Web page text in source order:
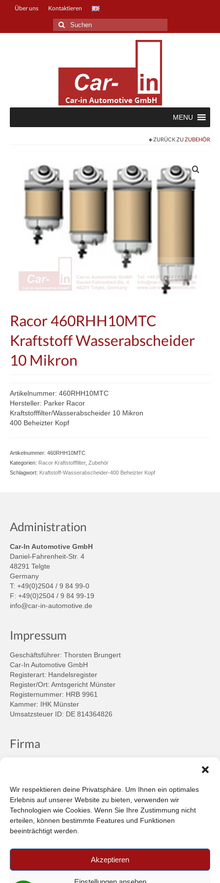
Wir respektieren deine Privatsphäre. Um Ihnen ein optimales
Erlebnis auf unserer Website zu bieten, verwenden wir
Technologien wie Cookies. Wenn Sie Ihre Zustimmung nicht
erteilen, können bestimmte Features und Funktionen
beeinträchtigt werden.
Akzeptieren
Über uns Kontaktieren
Suche
nach:
MENU
ZURÜCK ZUZUBEHÖR
Racor 460RHH10MTC
Kraftstoff Wasserabscheider
10 Mikron
Artikelnummer: 460RHH10MTC
Hersteller: Parker Racor
Kraftstofffilter/Wasserabscheider 10 Mikron
400 Beheizter Kopf
Artikelnummer: 460RHH10MTC
Kategorien: Racor Kraftstofffilter, Zubehör
Schlagwort: Kraftstoff-Wasserabscheider-400 Beheizter Kopf
Administration
Car-In Automotive GmbH
Daniel-Fahrenheit-Str. 4
48291 Telgte
Germany
T: +49(0)2504 / 9 84 99-0
F: +49(0)2504 / 9 84 99-19
info@car-in-automotive.de
Impressum
Geschäftsführer: Thorsten Brungert
Car-In Automotive GmbH
Registerart: Handelsregister
Register/Ort: Amtsgericht Münster
Registernummer: HRB 9961
Kammer: IHK Münster
Umsatzsteuer ID: DE 814364826
Firma
Über uns
Informationen
Plattform der EU-Kommission zur Online-Streitbeilegung
Unsere AGB (PDF)